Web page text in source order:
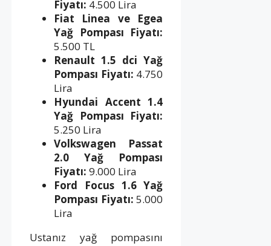
Fiyatı: 4.500 Lira
Fiat Linea ve Egea
Yağ Pompası Fiyatı:
5.500 TL
Renault 1.5 dci Yağ
Pompası Fiyatı: 4.750
Lira
Hyundai Accent 1.4
Yağ Pompası Fiyatı:
5.250 Lira
Volkswagen Passat
2.0 Yağ Pompası
Fiyatı: 9.000 Lira
Ford Focus 1.6 Yağ
Pompası Fiyatı: 5.000
Lira
Ustanız yağ pompasını